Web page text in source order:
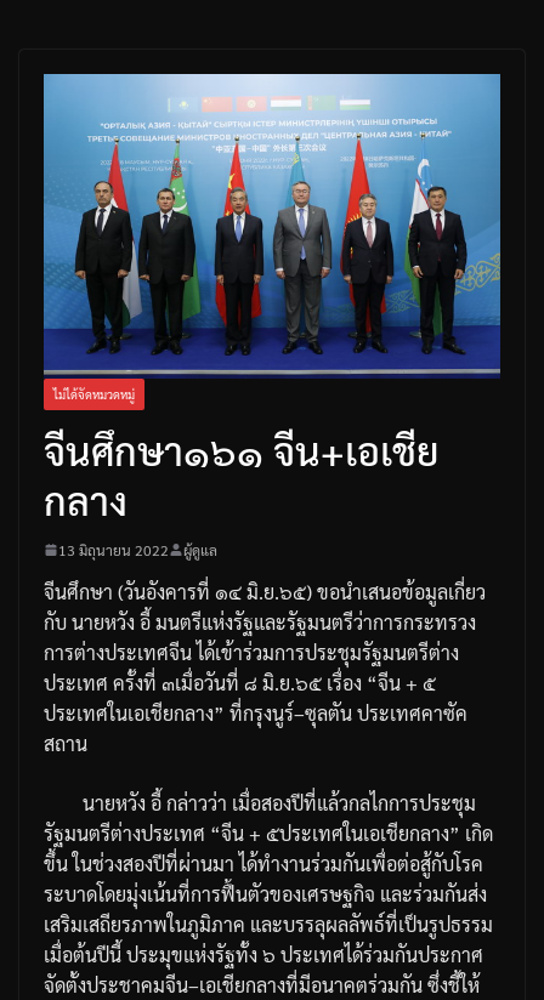
ไม่ได้จัดหมวดหมู่
จีนศึกษา๑๖๑ จีน+เอเชีย
กลาง
13 มิถุนายน 2022 ผู้ดูแล
จีนศึกษา (วันอังคารที่ ๑๔มิ.ย.๖๕)ขอนำเสนอข้อมูลเกี่ยว
กับนายหวัง อี้มนตรีแห่งรัฐและรัฐมนตรีว่าการกระทรวง
การต่างประเทศจีนได้เข้าร่วมการประชุมรัฐมนตรีต่าง
ประเทศ ครั้งที่ ๓เมื่อวันที่ ๘ มิ.ย.๖๕ เรื่อง “จีน+ ๕
ประเทศในเอเชียกลาง” ที่กรุงนูร์–ซุลตันประเทศคาซัค
สถาน
นายหวัง อี้กล่าวว่า เมื่อสองปีที่แล้วกลไกการประชุม
รัฐมนตรีต่างประเทศ “จีน+ ๕ประเทศในเอเชียกลาง” เกิด
ขึ้นในช่วงสองปีที่ผ่านมา ได้ทำงานร่วมกันเพื่อต่อสู้กับโรค
ระบาดโดยมุ่งเน้นที่การฟื้นตัวของเศรษฐกิจ และร่วมกันส่ง
เสริมเสถียรภาพในภูมิภาค และบรรลุผลลัพธ์ที่เป็นรูปธรรม
เมื่อต้นปีนี้ประมุขแห่งรัฐทั้ง ๖ ประเทศได้ร่วมกันประกาศ
จัดตั้งประชาคมจีน–เอเชียกลางที่มีอนาคตร่วมกันซึ่งชี้ให้